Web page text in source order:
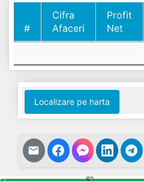
#
Cifra
Afaceri
Profit
Net
Afaceri
Net
Localizare pe harta